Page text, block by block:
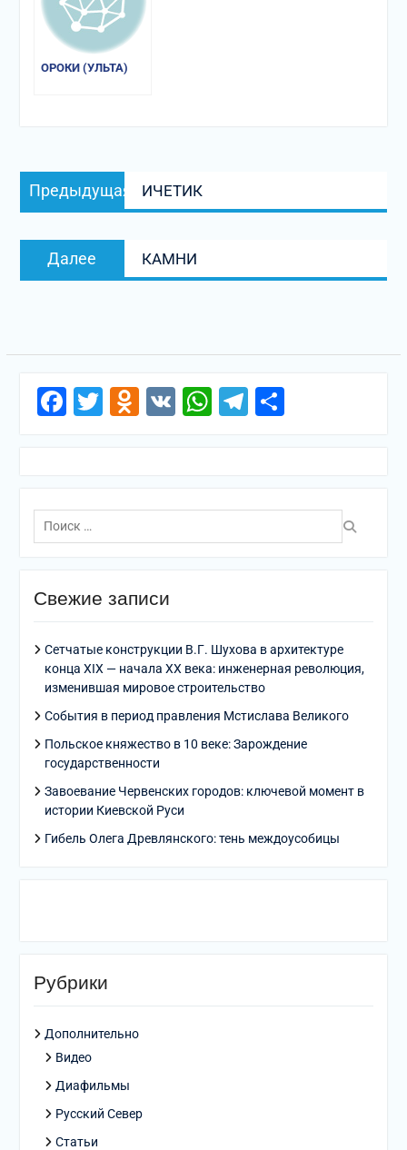
ОРОКИ (УЛЬТА)
Навигация
по
Предыдущая
запись:
ИЧЕТИК
Далее
запись:
КАМНИ
Facebook
Twitter
Odnoklassniki
VKWhatsApp
Telegram
Поиск
по:
Свежие записи
Сетчатые конструкции В.Г. Шухова в архитектуре
конца XIX — начала XX века: инженерная революция,
изменившая мировое строительство
События в период правления Мстислава Великого
Польское княжество в 10 веке: Зарождение
государственности
Завоевание Червенских городов: ключевой момент в
истории Киевской Руси
Гибель Олега Древлянского: тень междоусобицы
Рубрики
Дополнительно
Видео
Диафильмы
Русский Север
Статьи